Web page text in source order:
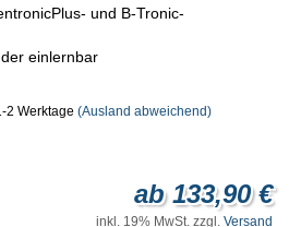
und B-Tronic-
einlernbar
2 Werktage (Ausland abweichend)
ab 133,90 €
inkl. 19% MwSt. zzgl. Versand